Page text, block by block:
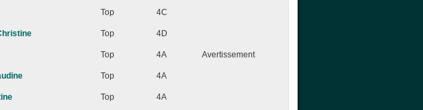
Top 4C
Top 4D
Top 4A Avertissement
Top 4A
Top 4A